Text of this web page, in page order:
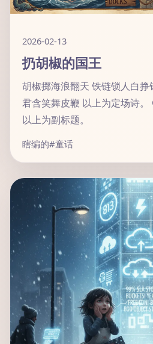
2026-02-13
扔胡椒的国王
胡椒掷海浪翻天 铁链锁人白
君含笑舞皮鞭 以上为定场诗
以上为副标题。
瞎编的#童话